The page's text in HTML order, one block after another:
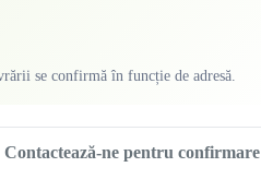
se confirmă în funcție de adresă.
ne pentru confirmare